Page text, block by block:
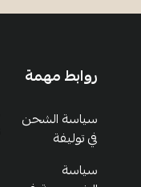
روابط مهمة
سياسة الشحن
في توليفة
سياسة